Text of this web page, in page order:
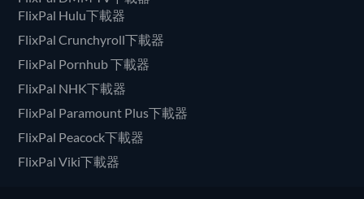
FlixPal Hulu下載器
FlixPal Crunchyroll下載器
FlixPal Pornhub 下載器
FlixPal NHK下載器
FlixPal Paramount Plus下載器
FlixPal Peacock下載器
FlixPal Viki下載器